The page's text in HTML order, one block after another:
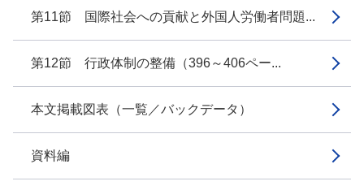
第11節 国際社会への貢献と外国人労働者問題...
第12節 行政体制の整備（396～406ペー...
本文掲載図表（一覧／バックデータ）
資料編